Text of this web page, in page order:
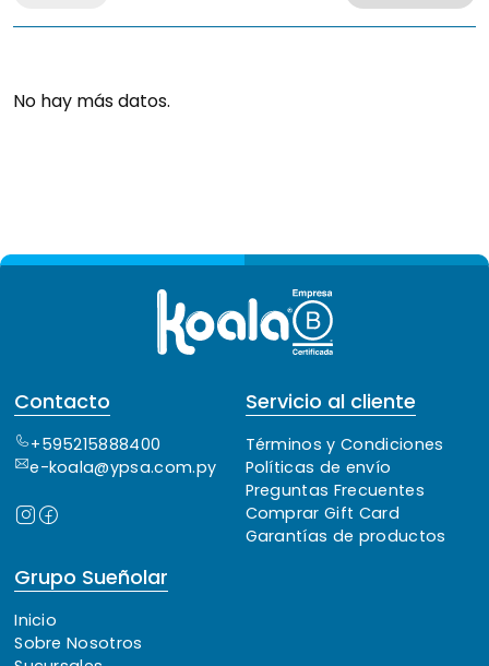
No hay más datos.
Contacto
+595215888400
e-koala@ypsa.com.py
Servicio al cliente
Términos y Condiciones
Políticas de envío
Preguntas Frecuentes
Comprar Gift Card
Garantías de productos
Grupo Sueñolar
Inicio
Sobre Nosotros